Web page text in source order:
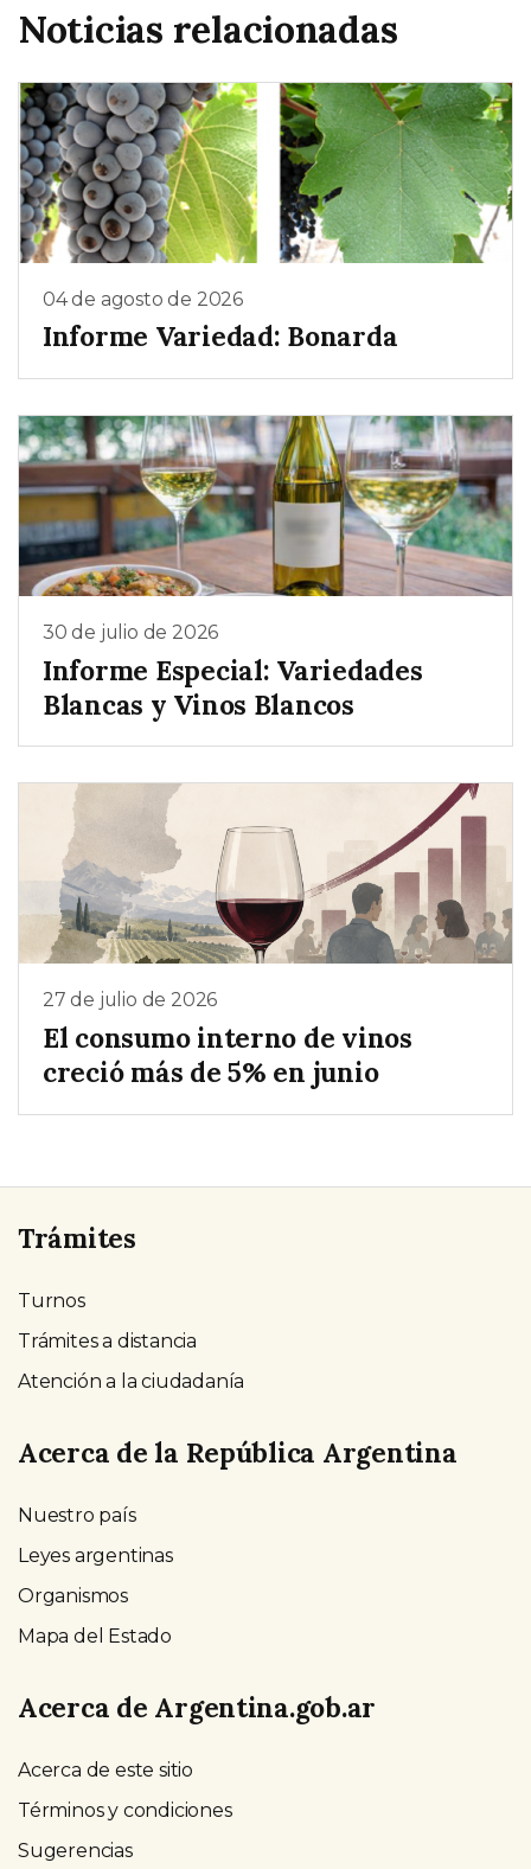
Noticias relacionadas
04 de agosto de 2026
Informe Variedad: Bonarda
30 de julio de 2026
Informe Especial: Variedades
Blancas y Vinos Blancos
27 de julio de 2026
El consumo interno de vinos
creció más de 5% en junio
Trámites
Turnos
Trámites a distancia
Atención a la ciudadanía
Acerca de la República Argentina
Nuestro país
Leyes argentinas
Organismos
Mapa del Estado
Acerca de Argentina.gob.ar
Acerca de este sitio
Términos y condiciones
Sugerencias